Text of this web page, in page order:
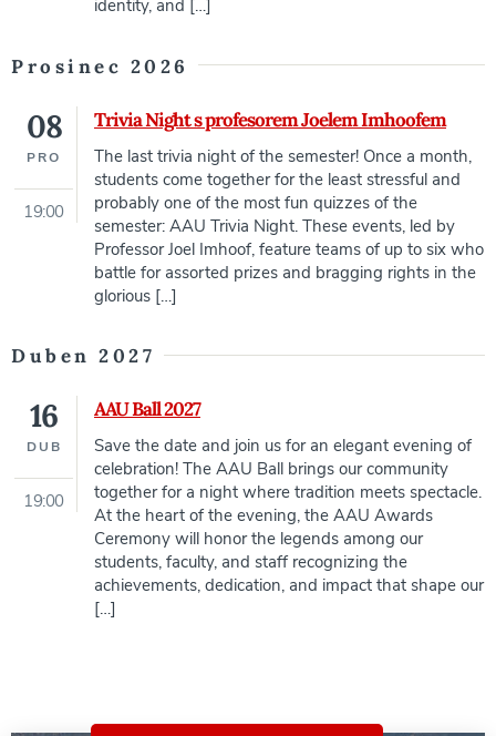
identity, and […]
Prosinec 2026
Trivia Night s profesorem Joelem Imhoofem
08
PRO
19:00
The last trivia night of the semester! Once a month,
students come together for the least stressful and
probably one of the most fun quizzes of the
semester: AAU Trivia Night. These events, led by
Professor Joel Imhoof, feature teams of up to six who
battle for assorted prizes and bragging rights in the
glorious […]
Duben 2027
AAU Ball 2027
16
DUB
19:00
Save the date and join us for an elegant evening of
celebration! The AAU Ball brings our community
together for a night where tradition meets spectacle.
At the heart of the evening, the AAU Awards
Ceremony will honor the legends among our
students, faculty, and staff recognizing the
achievements, dedication, and impact that shape our
[…]